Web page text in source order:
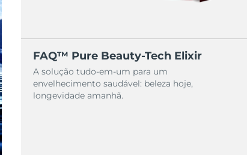
FAQ™ Pure Beauty-Tech Elixir
A solução tudo-em-um para um
envelhecimento saudável: beleza hoje,
longevidade amanhã.